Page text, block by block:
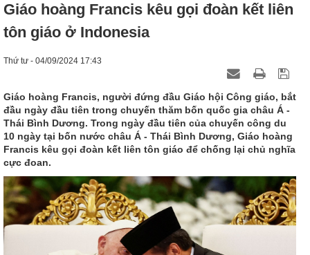
Giáo hoàng Francis kêu gọi đoàn kết liên
tôn giáo ở Indonesia
Thứ tư - 04/09/2024 17:43
Giáo hoàng Francis, người đứng đầu Giáo hội Công giáo, bắt
đầu ngày đầu tiên trong chuyến thăm bốn quốc gia châu Á -
Thái Bình Dương. Trong ngày đầu tiên của chuyến công du
10 ngày tại bốn nước châu Á - Thái Bình Dương, Giáo hoàng
Francis kêu gọi đoàn kết liên tôn giáo để chống lại chủ nghĩa
cực đoan.